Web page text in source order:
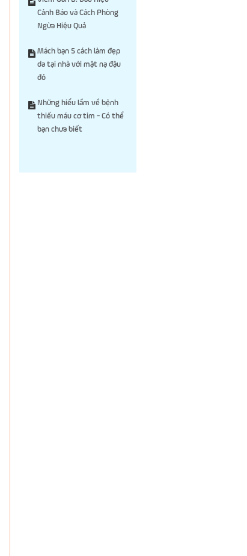
Cảnh Báo và Cách Phòng
Ngừa Hiệu Quả
Mách bạn 5 cách làm đẹp
da tại nhà với mặt nạ đậu
đỏ
Những hiểu lầm về bệnh
thiếu máu cơ tim - Có thể
bạn chưa biết